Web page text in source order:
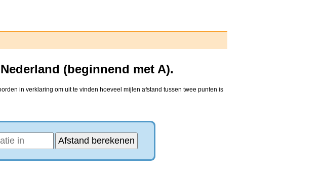
(beginnend met A).
in verklaring om uit te vinden hoeveel mijlen afstand tussen twee punten is